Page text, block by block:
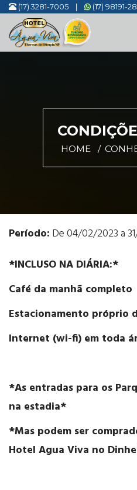
(17) 3281-7005 (17) 98191-
HOME
Período: De 04/02/2023 a
*INCLUSO NA DIÁRIA:*
Café da manhã completo
Estacionamento próprio
Internet (wi-fi) em toda
*As entradas para os
na estadia*
*Mas podem ser
Hotel Agua Viva no